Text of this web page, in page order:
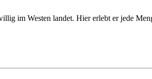
im Westen landet. Hier erlebt er jede